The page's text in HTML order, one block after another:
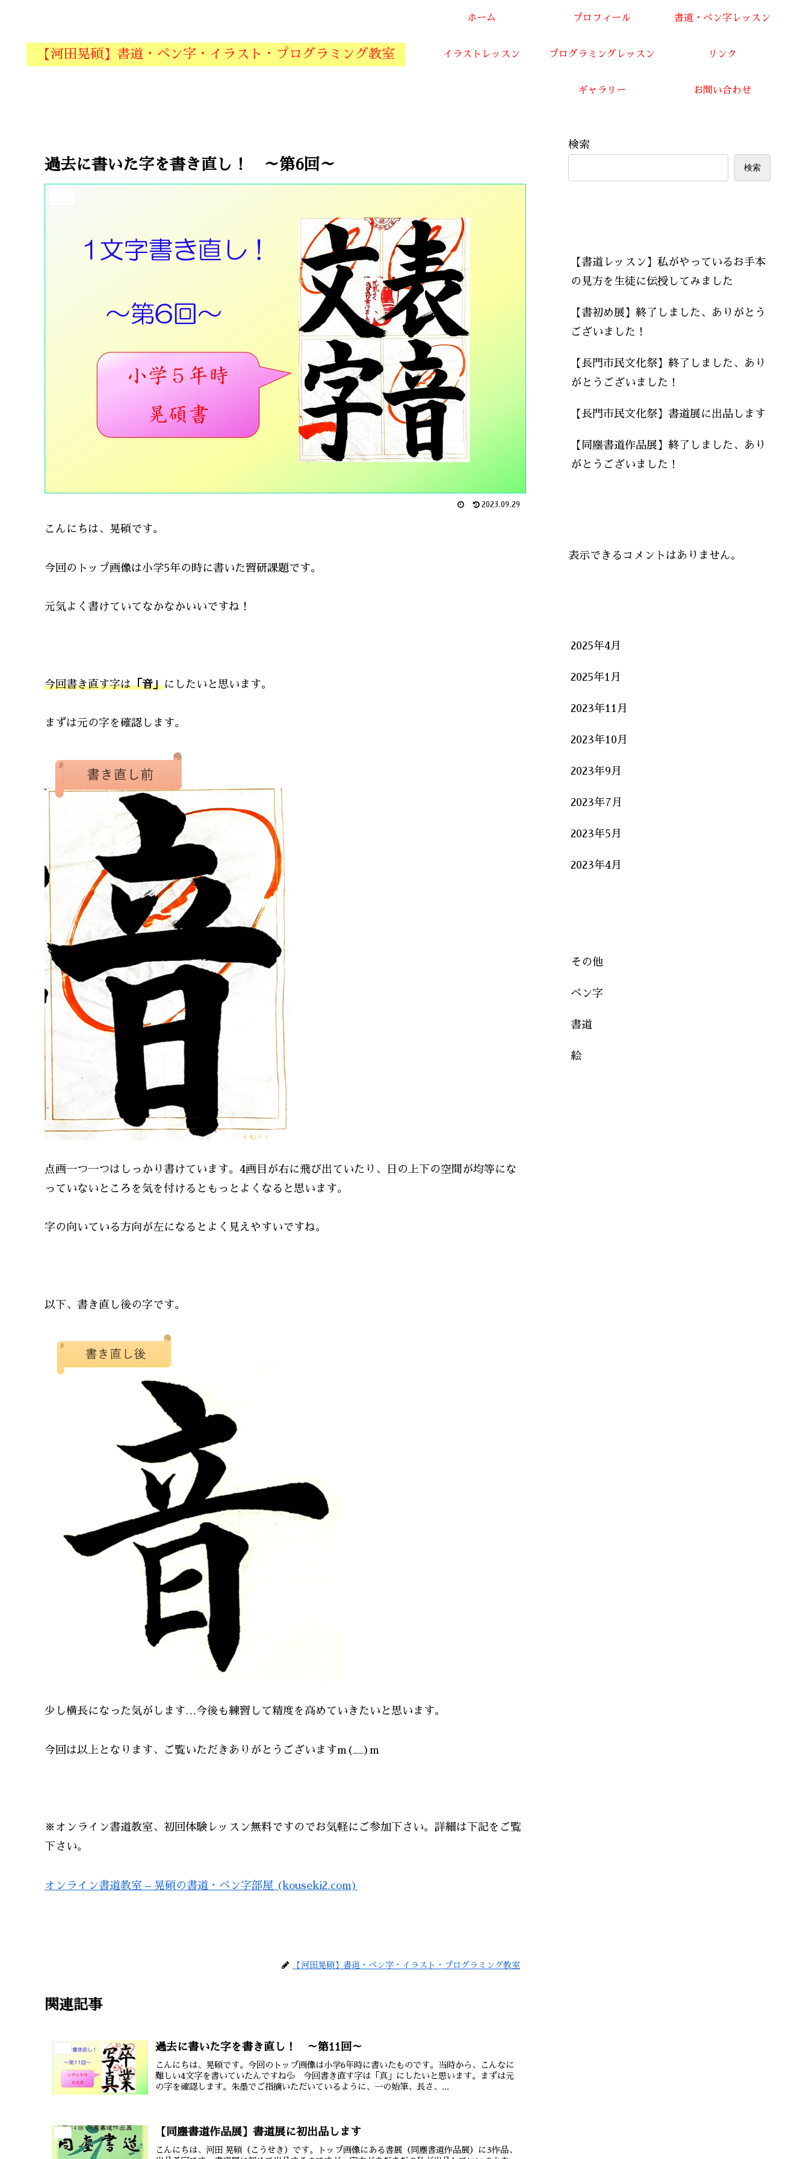
【河田晃碩】書道・ペン字・イラスト・プログラミング教室
ホーム プロフィール 書道・ペン字レッスン
イラストレッスン プログラミングレッスン リンク
ギャラリー お問い合わせ
過去に書いた字を書き直し！ ～第6回～
2023.09.29
こんにちは、晃碩です。
今回のトップ画像は小学5年の時に書いた習研課題です。
元気よく書けていてなかなかいいですね！
今回書き直す字は「音」にしたいと思います。
まずは元の字を確認します。
点画一つ一つはしっかり書けています。4画目が右に飛び出ていたり、日の上下の空間が均等にな
っていないところを気を付けるともっとよくなると思います。
字の向いている方向が左になるとよく見えやすいですね。
以下、書き直し後の字です。
少し横長になった気がします…今後も練習して精度を高めていきたいと思います。
今回は以上となります、ご覧いただきありがとうございますm(__)m
※オンライン書道教室、初回体験レッスン無料ですのでお気軽にご参加下さい。詳細は下記をご覧
下さい。
オンライン書道教室 – 晃碩の書道・ペン字部屋 (kouseki2.com)
【河田晃碩】書道・ペン字・イラスト・プログラミング教室
関連記事
過去に書いた字を書き直し！ ～第11回～
こんにちは、晃碩です。今回のトップ画像は小学6年時に書いたものです。当時から、こんなに
難しい4文字を書いていたんですね💦 今回書き直す字は「真」にしたいと思います。まずは元
の字を確認します。朱墨でご指摘いただいているように、一の始筆、長さ、...
【同塵書道作品展】書道展に初出品します
こんにちは、河田 晃碩（こうせき）です。トップ画像にある書展（同塵書道作品展）に3作品、
検索
検索
【書道レッスン】私がやっているお手本
の見方を生徒に伝授してみました
【書初め展】終了しました、ありがとう
ございました！
【長門市民文化祭】終了しました、あり
がとうございました！
【長門市民文化祭】書道展に出品します
【同塵書道作品展】終了しました、あり
がとうございました！
表示できるコメントはありません。
2025年4月
2025年1月
2023年11月
2023年10月
2023年9月
2023年7月
2023年5月
2023年4月
その他
ペン字
書道
絵